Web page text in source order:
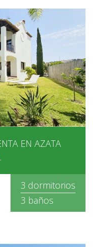
EN AZATA
3 dormitorios
3 baños